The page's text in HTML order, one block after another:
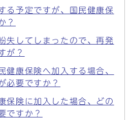
る予定ですが、国民健康保
？
失してしまったので、再発
が？
健康保険へ加入する場合、
必要ですか？
保険に加入した場合、どの
ですか？